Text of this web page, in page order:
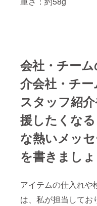
会社・チー
介会社・チ
スタッフ紹
援したくなる
な熱いメッ
を書きましょ
アイテムの仕入れや
は、私が担当してお